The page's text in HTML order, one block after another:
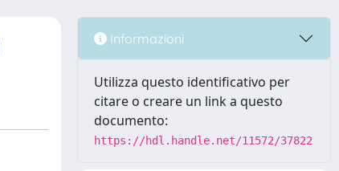
Informazioni
Utilizza questo identificativo per
citare o creare un link a questo
documento:
https://hdl.handle.net/11572/37822